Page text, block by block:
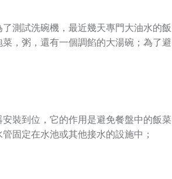
測試洗碗機，最近幾天專門大油水的飯
，粥，還有一個調餡的大湯碗；為了避
裝到位，它的作用是避免餐盤中的飯菜
固定在水池或其他接水的設施中；